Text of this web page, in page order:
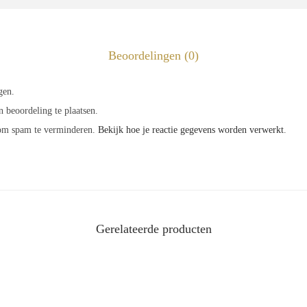
Beoordelingen (0)
beoordeling te plaatsen.
spam te verminderen. Bekijk hoe je reactie gegevens worden verwerkt.
Gerelateerde producten